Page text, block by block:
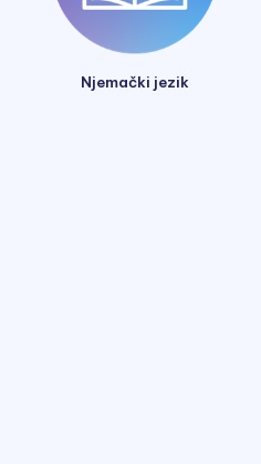
Njemački jezik